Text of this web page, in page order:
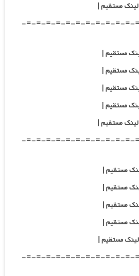
-=-=-=-=-=-=-=-=-=-=-=-
-=-=-=-=-=-=-=-=-=-=-=-
-=-=-=-=-=-=-=-=-=-=-=-